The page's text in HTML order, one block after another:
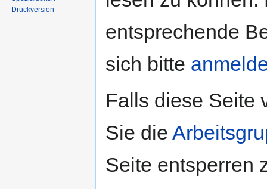
entsprechende
sich bitte
Falls diese Seite
Sie die
Seite entsperren
Druckversion